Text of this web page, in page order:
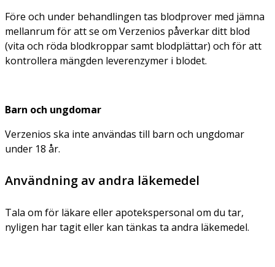
Före och under behandlingen tas blodprover med jämna
mellanrum för att se om Verzenios påverkar ditt blod
(vita och röda blodkroppar samt blodplättar) och för att
kontrollera mängden leverenzymer i blodet.
Barn och ungdomar
Verzenios ska inte användas till barn och ungdomar
under 18 år.
Användning av andra läkemedel
Tala om för läkare eller apotekspersonal om du tar,
nyligen har tagit eller kan tänkas ta andra läkemedel.